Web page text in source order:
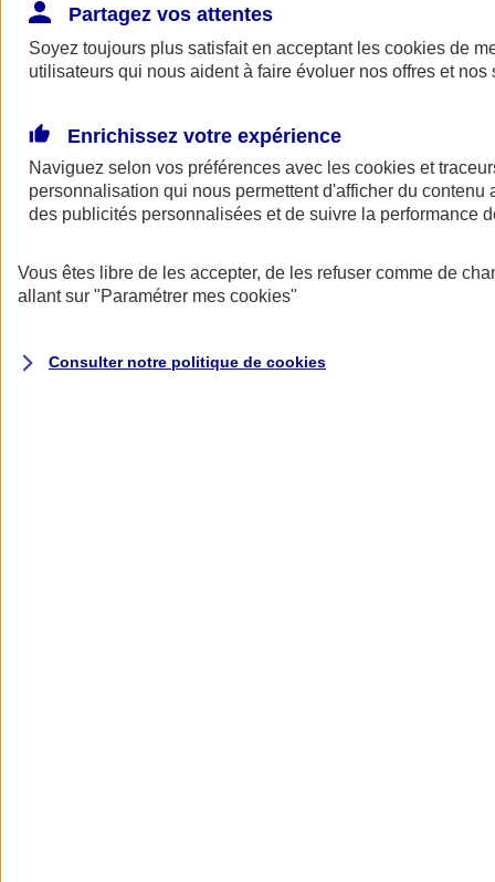
Votre responsabilité et/ou celle de votre entreprise peuvent être
engagées à tout moment , litige avec un salarié, accident affectant un
tiers... Vous protéger dans ces situations, c'est le but de nos contrats
responsabilité civile pro.
Être accompagné par un
Partagez vos attentes
Soyez toujours plus satisfait en acceptant les cookies de
utilisateurs qui nous aident à faire évoluer nos offres et nos
Enrichissez votre expérience
Naviguez selon vos préférences avec les cookies et
personnalisation qui nous permettent d'afficher du contenu
des publicités personnalisées et de suivre la performance
Vous êtes libre de les accepter, de les refuser comme de
allant sur "Paramétrer mes cookies"
Consulter notre politique de cookies